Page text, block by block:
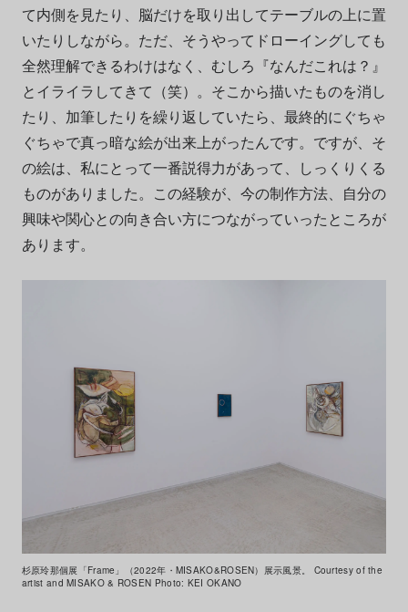
て内側を見たり、脳だけを取り出してテーブルの上に置
いたりしながら。ただ、そうやってドローイングしても
全然理解できるわけはなく、むしろ『なんだこれは？』
とイライラしてきて（笑）。そこから描いたものを消し
たり、加筆したりを繰り返していたら、最終的にぐちゃ
ぐちゃで真っ暗な絵が出来上がったんです。ですが、そ
の絵は、私にとって一番説得力があって、しっくりくる
ものがありました。この経験が、今の制作方法、自分の
興味や関心との向き合い方につながっていったところが
あります。
杉原玲那個展「Frame」（2022年・MISAKO&ROSEN）展示風景。 Courtesy of the
artist and MISAKO & ROSEN Photo: KEI OKANO